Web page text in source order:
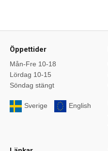
Öppettider
Mån-Fre 10-18
Lördag 10-15
Söndag stängt
Sverige English